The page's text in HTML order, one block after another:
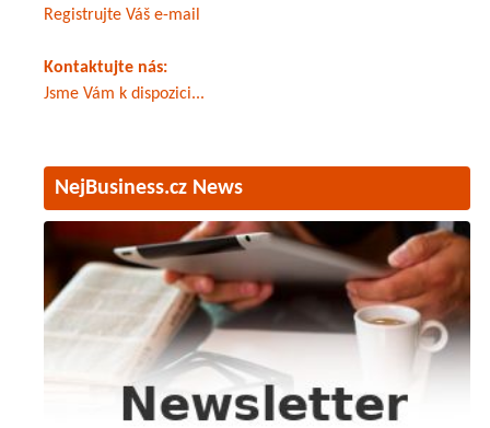
Registrujte Váš e-mail
Kontaktujte nás:
Jsme Vám k dispozici...
NejBusiness.cz News